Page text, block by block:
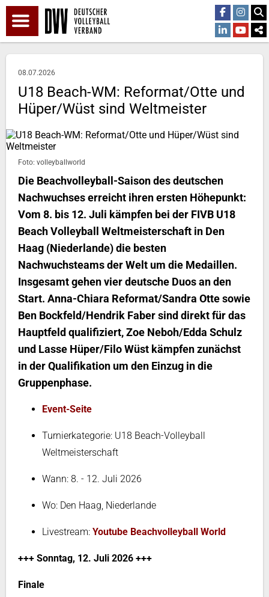
08.07.2026
U18 Beach-WM: Reformat/Otte und
Hüper/Wüst sind Weltmeister
Foto: volleyballworld
Die Beachvolleyball-Saison des deutschen
Nachwuchses erreicht ihren ersten Höhepunkt:
Vom 8. bis 12. Juli kämpfen bei der FIVB U18
Beach Volleyball Weltmeisterschaft in Den
Haag (Niederlande) die besten
Nachwuchsteams der Welt um die Medaillen.
Insgesamt gehen vier deutsche Duos an den
Start. Anna-Chiara Reformat/Sandra Otte sowie
Ben Bockfeld/Hendrik Faber sind direkt für das
Hauptfeld qualifiziert, Zoe Neboh/Edda Schulz
und Lasse Hüper/Filo Wüst kämpfen zunächst
in der Qualifikation um den Einzug in die
Gruppenphase.
Event-Seite
Turnierkategorie: U18 Beach-Volleyball
Weltmeisterschaft
Wann: 8. - 12. Juli 2026
Wo: Den Haag, Niederlande
Livestream: Youtube Beachvolleyball World
+++ Sonntag, 12. Juli 2026 +++
Finale